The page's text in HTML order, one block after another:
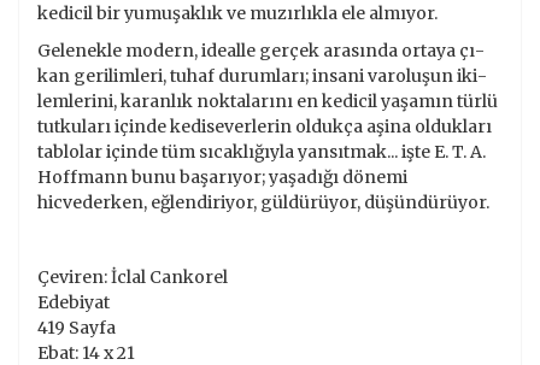
kedicil bir yumuşaklık ve muzırlıkla ele almıyor.
Gelenekle modern, idealle gerçek arasında ortaya çı­
kan gerilimleri, tuhaf durumları; insani varoluşun iki­
lemlerini, karanlık noktalarını en kedicil yaşamın tür­lü
tutkuları içinde kediseverlerin oldukça aşina ol­dukları
tablolar içinde tüm sıcaklığıyla yansıtmak... işte E. T. A.
Hoffmann bunu başarıyor; yaşadığı dö­nemi
hicvederken, eğlendiriyor, güldürüyor, düşün­dürüyor.
Çeviren: İclal Cankorel
Edebiyat
419 Sayfa
Ebat: 14 x 21